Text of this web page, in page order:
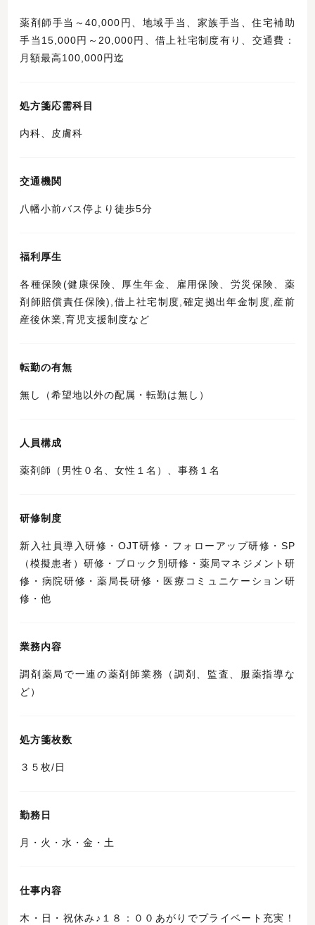
薬剤師手当～40,000円、地域手当、家族手当、住宅補助
手当15,000円～20,000円、借上社宅制度有り、交通費：
月額最高100,000円迄
処方箋応需科目
内科、皮膚科
交通機関
八幡小前バス停より徒歩5分
福利厚生
各種保険(健康保険、厚生年金、雇用保険、労災保険、薬
剤師賠償責任保険),借上社宅制度,確定拠出年金制度,産前
産後休業,育児支援制度など
転勤の有無
無し（希望地以外の配属・転勤は無し）
人員構成
薬剤師（男性０名、女性１名）、事務１名
研修制度
新入社員導入研修・OJT研修・フォローアップ研修・SP
（模擬患者）研修・ブロック別研修・薬局マネジメント研
修・病院研修・薬局長研修・医療コミュニケーション研
修・他
業務内容
調剤薬局で一連の薬剤師業務（調剤、監査、服薬指導な
ど）
処方箋枚数
３５枚/日
勤務日
月・火・水・金・土
仕事内容
木・日・祝休み♪１８：００あがりでプライベート充実！